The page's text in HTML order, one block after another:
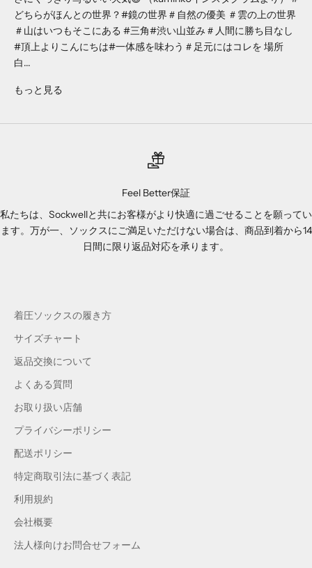
どちらがほんとの世界？#鏡の世界＃自然の優美 ＃雲の上の世界
＃山はいつもそこにある #三角#渋い山並み＃人間に勝ち目なし
#頂上よりこんにちは#一体感を味わう＃足元にはコレを 場所
白...
もっと見る
Feel Better保証
私たちは、Sockwellと共にお客様がより快適に過ごせることを願ってい
ます。万が一、ソックスにご満足いただけない場合は、商品到着から14
日間に限り返品対応を承ります。
着圧ソックスの履き方
サイズチャート
返品交換について
よくある質問
お取り扱い店舗
プライバシーポリシー
配送ポリシー
特定商取引法に基づく表記
利用規約
会社概要
法人様向けお問合せフォーム